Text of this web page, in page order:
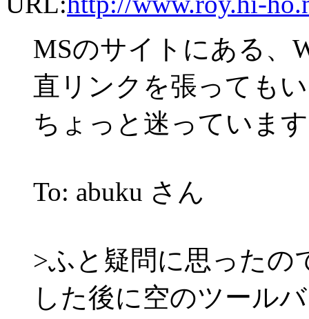
MSのサイトにある、
直リンクを張っても
ちょっと迷っていま
To: abuku さん
>ふと疑問に思ったの
した後に空のツール